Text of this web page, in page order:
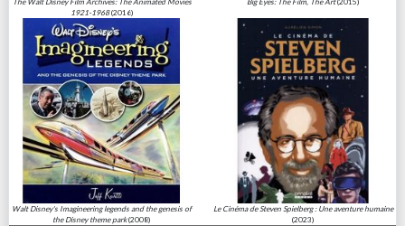
The Walt Disney Film Archives: The Animated Movies
1921-1968(2016)
Big Eyes: The Film, The Art(2015)
Walt Disney's Imagineering legends and the genesis of
the Disney theme park(2008)
Le Cinéma de Steven Spielberg : Une aventure humaine
(2023)